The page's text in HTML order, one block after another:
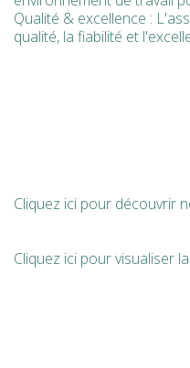
Qualité & excellence :
qualité, la fiabilité et
Cliquez ici pour découvrir
Cliquez ici pour visualiser